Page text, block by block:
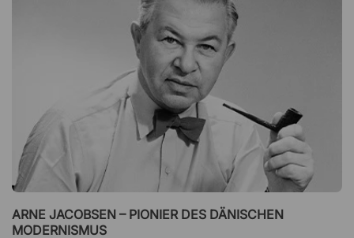
ARNE JACOBSEN – PIONIER DES DÄNISCHEN
MODERNISMUS